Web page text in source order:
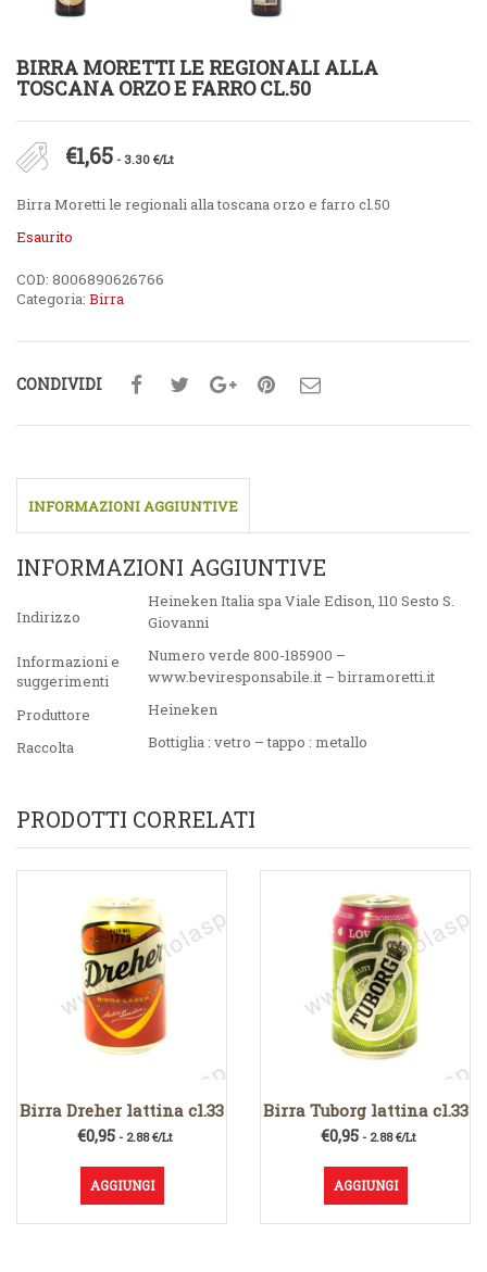
BIRRA MORETTI LE REGIONALI ALLA
TOSCANA ORZO E FARRO CL.50
€1,65 - 3.30 €/Lt
Birra Moretti le regionali alla toscana orzo e farro cl.50
Esaurito
COD: 8006890626766
Categoria: Birra
CONDIVIDI
INFORMAZIONI AGGIUNTIVE
INFORMAZIONI AGGIUNTIVE
Indirizzo
Heineken Italia spa Viale Edison, 110 Sesto S.
Giovanni
Informazioni e
suggerimenti
Numero verde 800-185900 –
www.beviresponsabile.it – birramoretti.it
Produttore
Heineken
Raccolta
Bottiglia : vetro – tappo : metallo
PRODOTTI CORRELATI
Birra Dreher lattina cl.33
€0,95- 2.88 €/Lt
AGGIUNGI
Birra Tuborg lattina cl.33
€0,95- 2.88 €/Lt
AGGIUNGI